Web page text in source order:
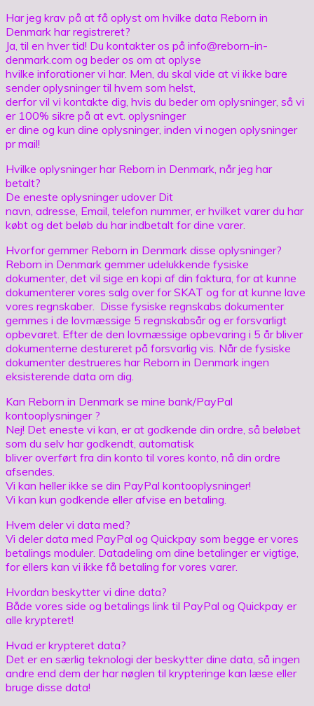
Har jeg krav på at få oplyst om hvilke data Reborn in
Denmark har registreret?
Ja, til en hver tid! Du kontakter os på info@reborn-in-
denmark.com og beder os om at oplyse
hvilke inforationer vi har. Men, du skal vide at vi ikke bare
sender oplysninger til hvem som helst,
derfor vil vi kontakte dig, hvis du beder om oplysninger, så vi
er 100% sikre på at evt. oplysninger
er dine og kun dine oplysninger, inden vi nogen oplysninger
pr mail!
Hvilke oplysninger har Reborn in Denmark, når jeg har
betalt?
De eneste oplysninger udover Dit
navn, adresse, Email, telefon nummer, er hvilket varer du har
købt og det beløb du har indbetalt for dine varer.
Hvorfor gemmer Reborn in Denmark disse oplysninger?
Reborn in Denmark gemmer udelukkende fysiske
dokumenter, det vil sige en kopi af din faktura, for at kunne
dokumenterer vores salg over for SKAT og for at kunne lave
vores regnskaber. Disse fysiske regnskabs dokumenter
gemmes i de lovmæssige 5 regnskabsår og er forsvarligt
opbevaret. Efter de den lovmæssige opbevaring i 5 år bliver
dokumenterne destureret på forsvarlig vis. Når de fysiske
dokumenter destrueres har Reborn in Denmark ingen
eksisterende data om dig.
Kan Reborn in Denmark se mine bank/PayPal
kontooplysninger ?
Nej! Det eneste vi kan, er at godkende din ordre, så beløbet
som du selv har godkendt, automatisk
bliver overført fra din konto til vores konto, nå din ordre
afsendes.
Vi kan heller ikke se din PayPal kontooplysninger!
Vi kan kun godkende eller afvise en betaling.
Hvem deler vi data med?
Vi deler data med PayPal og Quickpay som begge er vores
betalings moduler. Datadeling om dine betalinger er vigtige,
for ellers kan vi ikke få betaling for vores varer.
Hvordan beskytter vi dine data?
Både vores side og betalings link til PayPal og Quickpay er
alle krypteret!
Hvad er krypteret data?
Det er en særlig teknologi der beskytter dine data, så ingen
andre end dem der har nøglen til krypteringe kan læse eller
bruge disse data!